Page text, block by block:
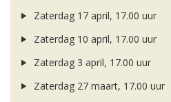
Zaterdag 17 april, 17.00 uur
Zaterdag 10 april, 17.00 uur
Zaterdag 3 april, 17.00 uur
Zaterdag 27 maart, 17.00 uur